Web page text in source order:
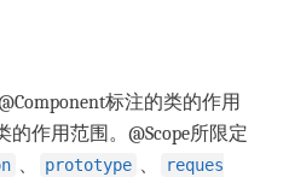
标注的类的作用
的作用范围。@Scope所限定
prototype
reques